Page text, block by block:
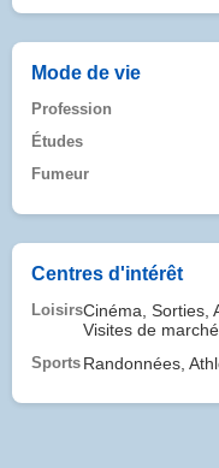
Mode de vie
Profession
Études
Fumeur
Centres d'intérêt
LoisirsCinéma, Sorties,
Visites de
Sports Randonnées,